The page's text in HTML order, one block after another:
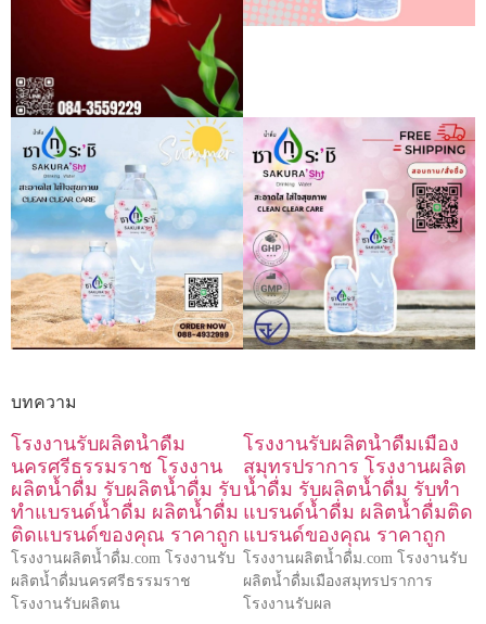
บทความ
โรงงานรับผลิตน้ำดื่ม
นครศรีธรรมราช โรงงาน
ผลิตน้ำดื่ม รับผลิตน้ำดื่ม รับ
ทำแบรนด์น้ำดื่ม ผลิตน้ำดื่ม
ติดแบรนด์ของคุณ ราคาถูก
โรงงานผลิตน้ำดื่ม.com โรงงานรับ
ผลิตน้ำดื่มนครศรีธรรมราช
โรงงานรับผลิตน
โรงงานรับผลิตน้ำดื่มเมือง
สมุทรปราการ โรงงานผลิต
น้ำดื่ม รับผลิตน้ำดื่ม รับทำ
แบรนด์น้ำดื่ม ผลิตน้ำดื่มติด
แบรนด์ของคุณ ราคาถูก
โรงงานผลิตน้ำดื่ม.com โรงงานรับ
ผลิตน้ำดื่มเมืองสมุทรปราการ
โรงงานรับผล